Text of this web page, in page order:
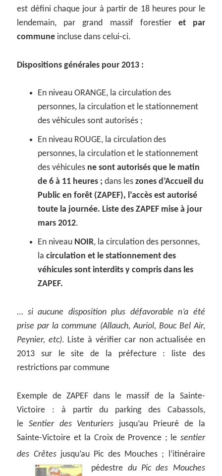
est défini chaque jour à partir de 18 heures pour le
lendemain, par grand massif forestier et par
commune incluse dans celui-ci.
Dispositions générales pour 2013 :
En niveau ORANGE, la circulation des
personnes, la circulation et le stationnement
des véhicules sont autorisés ;
En niveau ROUGE, la circulation des
personnes, la circulation et le stationnement
des véhicules ne sont autorisés que le matin
de 6 à 11 heures ;dans leszones d’Accueil du
Public en forêt (ZAPEF), l’accès est autorisé
toute la journée. Liste des ZAPEF mise à jour
mars 2012.
En niveau NOIR, la circulation des personnes,
lacirculation et le stationnement des
véhicules sont interdits y compris dans les
ZAPEF.
… si aucune disposition plus défavorable n’a été
prise par la commune (Allauch, Auriol, Bouc Bel Air,
Peynier, etc). Liste à vérifier car non actualisée en
2013 sur le site de la préfecture : liste des
restrictions par commune
Exemple de ZAPEF dans le massif de la Sainte-
Victoire : à partir du parking des Cabassols,
leSentier des Venturiers jusqu’au Prieuré de la
Sainte-Victoire et la Croix de Provence ; le sentier
des Crêtesjusqu’au Pic des Mouches ; l’itinéraire
pédestre du Pic des Mouches